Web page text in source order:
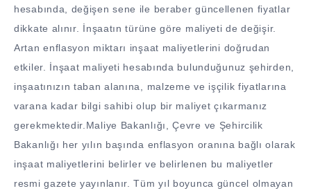
hesabında, değişen sene ile beraber güncellenen fiyatlar
dikkate alınır. İnşaatın türüne göre maliyeti de değişir.
Artan enflasyon miktarı inşaat maliyetlerini doğrudan
etkiler. İnşaat maliyeti hesabında bulunduğunuz şehirden,
inşaatınızın taban alanına, malzeme ve işçilik fiyatlarına
varana kadar bilgi sahibi olup bir maliyet çıkarmanız
gerekmektedir.Maliye Bakanlığı, Çevre ve Şehircilik
Bakanlığı her yılın başında enflasyon oranına bağlı olarak
inşaat maliyetlerini belirler ve belirlenen bu maliyetler
resmi gazete yayınlanır. Tüm yıl boyunca güncel olmayan